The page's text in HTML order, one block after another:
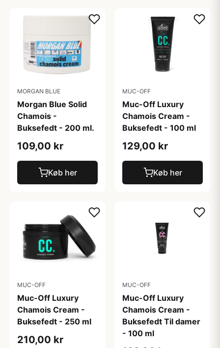
MORGAN BLUE
Morgan Blue Solid
Chamois -
Buksefedt - 200 ml.
109,00 kr
Køb her
MUC-OFF
Muc-Off Luxury
Chamois Cream -
Buksefedt - 100 ml
129,00 kr
Køb her
MUC-OFF
Muc-Off Luxury
Chamois Cream -
Buksefedt - 250 ml
210,00 kr
MUC-OFF
Muc-Off Luxury
Chamois Cream -
Buksefedt Til damer
- 100 ml